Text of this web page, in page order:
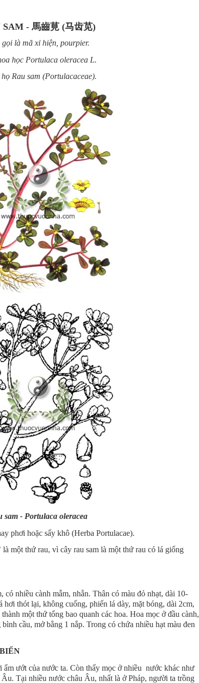
SAM - 馬齒莧 (马齿苋)
gọi là mã xỉ hiện, pourpier.
học Portulaca oleracea L.
Rau sam (Portulacaceae).
sam - Portulaca oleracea
phơi hoặc sấy khô (Herba Portulacae).
một thứ rau, vì cây rau sam là một thứ rau có lá giống
có nhiều cành mẫm, nhẵn. Thân có màu đỏ nhạt, dài 10-
thót lại, không cuống, phiến lá dày, mặt bóng, dài 2cm,
một thứ tổng bao quanh các hoa. Hoa mọc ở đầu cành,
cầu, mở bằng 1 nắp. Trong có chứa nhiều hạt màu đen
ẩm ướt của nước ta. Còn thấy mọc ở nhiều nước khác như
Tại nhiều nước châu Âu, nhất là ở Pháp, người ta trồng